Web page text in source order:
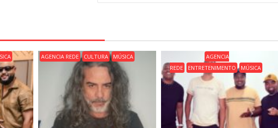
AGENCIA REDE CULTURA MÚSICA
AGENCIA
REDE
ENTRETENIMENTO MÚSICA